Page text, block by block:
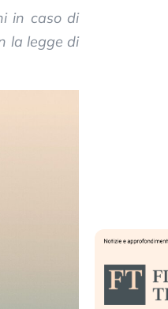
in caso di
la legge di